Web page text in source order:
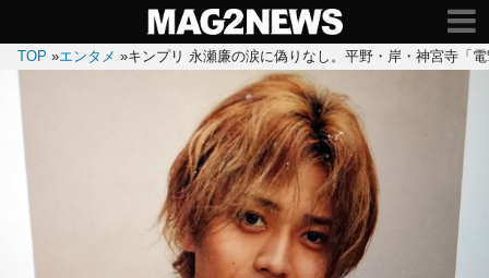
TOP »エンタメ »キンプリ 永瀬廉の涙に偽りなし。平野・岸・神宮寺「